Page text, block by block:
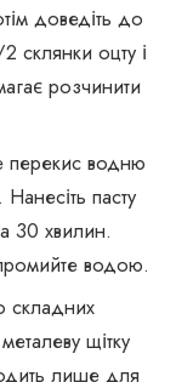
доведіть до
склянки оцту і
розчинити
перекис водню
пасту
30 хвилин.
водою.
складних
щітку
лише для